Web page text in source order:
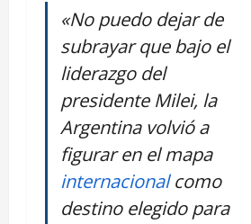
«No puedo dejar de
subrayar que bajo el
liderazgo del
presidente Milei, la
Argentina volvió a
figurar en el mapa
internacionalcomo
destino elegido para